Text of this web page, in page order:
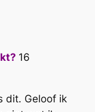
16
dit. Geloof ik